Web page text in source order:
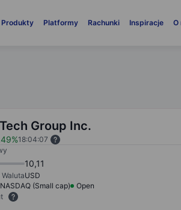
Produkty Platformy Rachunki Inspiracje O
Group Inc.
18:04:07
10,11
WalutaUSD
NASDAQ (Small cap)
Open